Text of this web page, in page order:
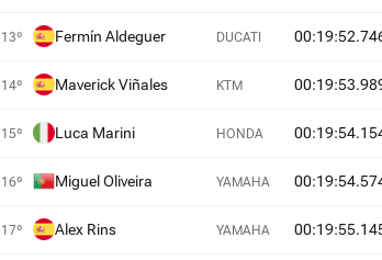
13º Fermín Aldeguer DUCATI
14º Maverick Viñales KTM
15º Luca Marini HONDA
16º Miguel Oliveira YAMAHA
17º Alex Rins YAMAHA